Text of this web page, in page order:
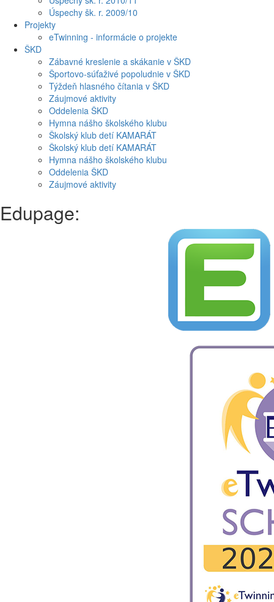
Úspechy šk. r. 2009/10
Projekty
eTwinning - informácie o projekte
ŠKD
Zábavné kreslenie a skákanie v ŠKD
Športovo-súťaživé popoludnie v ŠKD
Týždeň hlasného čítania v ŠKD
Záujmové aktivity
Oddelenia ŠKD
Hymna nášho školského klubu
Školský klub detí KAMARÁT
Školský klub detí KAMARÁT
Hymna nášho školského klubu
Oddelenia ŠKD
Záujmové aktivity
Edupage: